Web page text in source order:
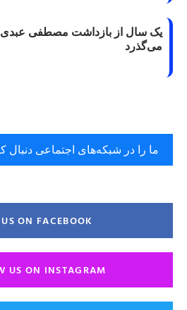
یک سال از بازداشت مصطفی عبدی
می‌گذرد
ما را در شبکه‌های اجتماعی دنبال
ON FACEBOOK
US ON INSTAGRAM